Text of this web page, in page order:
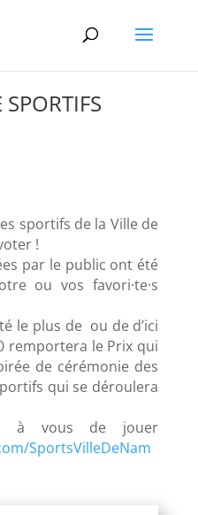
sportifs de la Ville de
!
par le public ont été
ou vos favori·te·s
le plus de ou de d’ici
remportera le Prix qui
de cérémonie des
qui se déroulera
à vous de jouer
SportsVilleDeNam